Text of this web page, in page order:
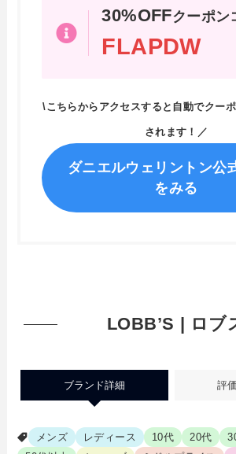
30%OFFクーポ
FLAPDW
\こちらからアクセスすると自動でクー
されます！／
ダニエルウェリントン公
をみる
LOBB’S | ロブ
ブランド詳細 評
メンズ レディース 10代 20代